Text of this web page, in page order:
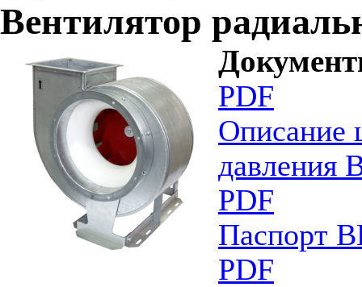
Вентилятор
PDF
Описание
давления
PDF
Паспорт
PDF